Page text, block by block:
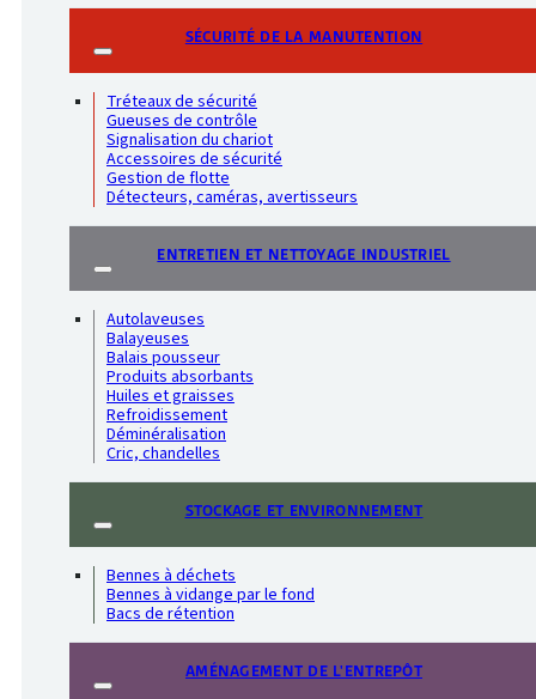
SÉCURITÉ DE LA MANUTENTION
Tréteaux de sécurité
Gueuses de contrôle
Signalisation du chariot
Accessoires de sécurité
Gestion de flotte
Détecteurs, caméras, avertisseurs
ENTRETIEN ET NETTOYAGE INDUSTRIEL
Autolaveuses
Balayeuses
Balais pousseur
Produits absorbants
Huiles et graisses
Refroidissement
Déminéralisation
Cric, chandelles
STOCKAGE ET ENVIRONNEMENT
Bennes à déchets
Bennes à vidange par le fond
Bacs de rétention
AMÉNAGEMENT DE L'ENTREPÔT